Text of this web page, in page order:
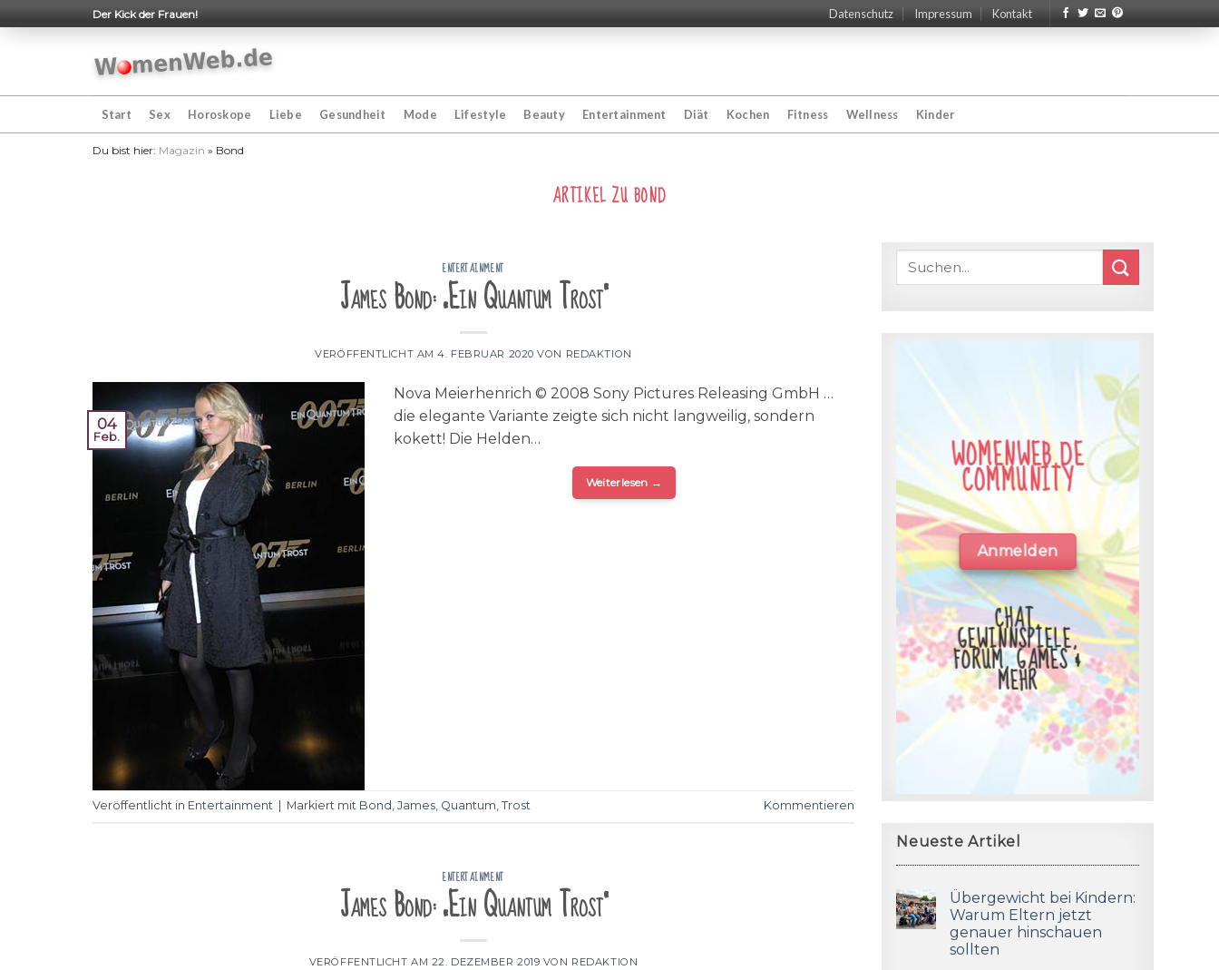
to
Der Kick der Frauen! Datenschutz Impressum Kontakt
Start Sex Horoskope Liebe Gesundheit Mode Lifestyle Beauty Entertainment Diät Kochen Fitness Wellness Kinder
Du bist hier: Magazin » Bond
ARTIKEL ZUBOND
ENTERTAINMENT
James Bond: „Ein Quantum Trost“
VERÖFFENTLICHT AM4. FEBRUAR 2020 VON REDAKTION
04
Feb.
Nova Meierhenrich © 2008 Sony Pictures Releasing GmbH …
die elegante Variante zeigte sich nicht langweilig, sondern
kokett! Die Helden…
Weiterlesen →
Veröffentlicht in Entertainment Markiert mit Bond , James, Quantum, Trost Kommentieren
ENTERTAINMENT
James Bond: „Ein Quantum Trost“
VERÖFFENTLICHT AM 22. DEZEMBER 2019 VON REDAKTION
WOMENWEB.DE
COMMUNITY
Anmelden
CHAT,
GEWINNSPIELE,
FORUM, GAMES &
MEHR
Neueste Artikel
Übergewicht bei Kindern:
Warum Eltern jetzt
genauer hinschauen
sollten